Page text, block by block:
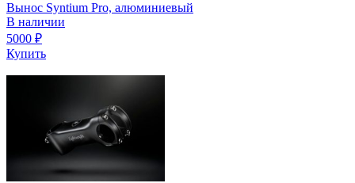
Вынос Syntium Pro, алюминиевый
В наличии
5000 ₽
Купить